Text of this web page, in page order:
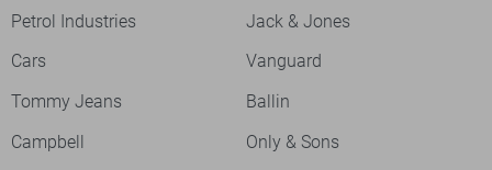
Petrol Industries
Jack & Jones
Cars
Vanguard
Tommy Jeans
Ballin
Campbell
Only & Sons